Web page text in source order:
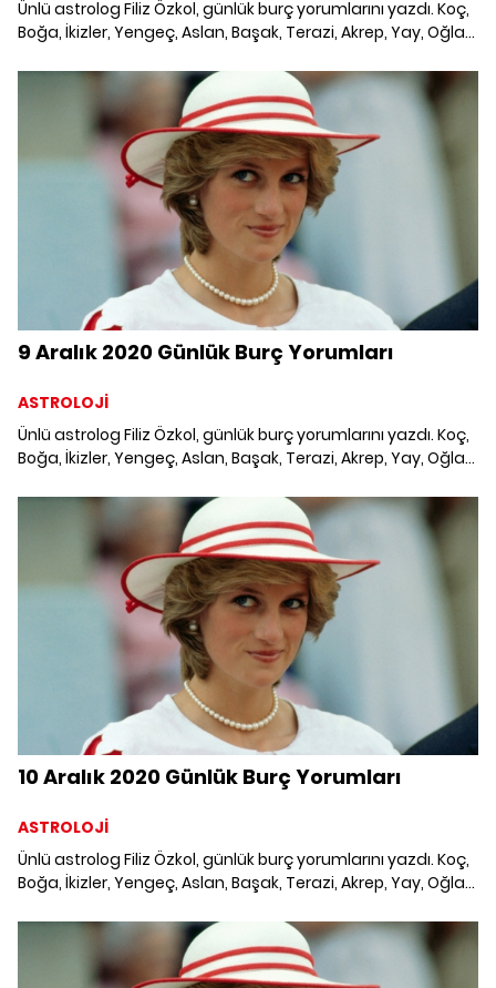
Ünlü astrolog Filiz Özkol, günlük burç yorumlarını yazdı. Koç,
Boğa, İkizler, Yengeç, Aslan, Başak, Terazi, Akrep, Yay, Oğlak,
Burç Yorumları; Haftalık burç, yükselen burç, burç uyumu,
burç özellikleri ve günlük astroloji haberleri burçların dikkat
etmesi gereken konular ve merak edilenler...
9 Aralık 2020 Günlük Burç Yorumları
ASTROLOJİ
Ünlü astrolog Filiz Özkol, günlük burç yorumlarını yazdı. Koç,
Boğa, İkizler, Yengeç, Aslan, Başak, Terazi, Akrep, Yay, Oğlak,
Burç Yorumları; Haftalık burç, yükselen burç, burç uyumu,
burç özellikleri ve günlük astroloji haberleri burçların dikkat
etmesi gereken konular ve merak edilenler...
10 Aralık 2020 Günlük Burç Yorumları
ASTROLOJİ
Ünlü astrolog Filiz Özkol, günlük burç yorumlarını yazdı. Koç,
Boğa, İkizler, Yengeç, Aslan, Başak, Terazi, Akrep, Yay, Oğlak,
Burç Yorumları; Haftalık burç, yükselen burç, burç uyumu,
burç özellikleri ve günlük astroloji haberleri burçların dikkat
etmesi gereken konular ve merak edilenler...